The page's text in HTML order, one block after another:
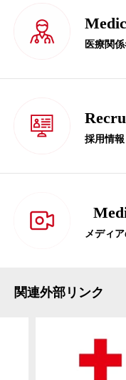
医療関
採用情報
メディ
関連外部リンク